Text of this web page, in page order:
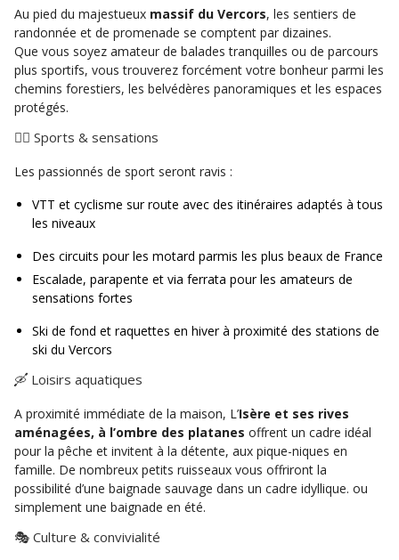
Au pied du majestueux massif du Vercors, les sentiers de
randonnée et de promenade se comptent par dizaines.
Que vous soyez amateur de balades tranquilles ou de parcours
plus sportifs, vous trouverez forcément votre bonheur parmi les
chemins forestiers, les belvédères panoramiques et les espaces
protégés.
🚴‍♂️ Sports & sensations
Les passionnés de sport seront ravis :
VTT et cyclisme sur route avec des itinéraires adaptés à tous
les niveaux
Des circuits pour les motard parmis les plus beaux de France
Escalade, parapente et via ferrata pour les amateurs de
sensations fortes
Ski de fond et raquettes en hiver à proximité des stations de
ski du Vercors
🛶 Loisirs aquatiques
A proximité immédiate de la maison, L’Isère et ses rives
aménagées, à l’ombre des platanes offrent un cadre idéal
pour la pêche et invitent à la détente, aux pique-niques en
famille. De nombreux petits ruisseaux vous offriront la
possibilité d’une baignade sauvage dans un cadre idyllique. ou
simplement une baignade en été.
🎭 Culture & convivialité